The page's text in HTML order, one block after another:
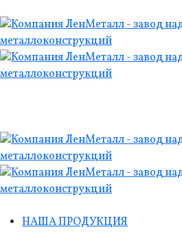
НАША ПРОДУКЦИЯ